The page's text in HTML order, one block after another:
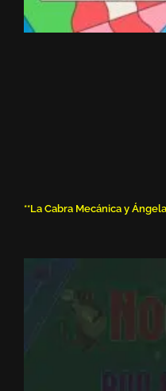
**La Cabra Mecánica y